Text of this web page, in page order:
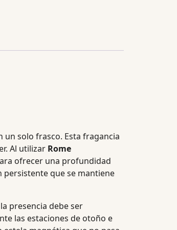
un solo frasco. Esta fragancia
Al utilizar Rome
ofrecer una profundidad
persistente que se mantiene
presencia debe ser
las estaciones de otoño e